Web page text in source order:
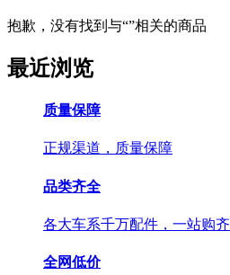
抱歉，没有找到与“”相关的商品
最近浏览
质量保障
正规渠道，质量保障
品类齐全
各大车系千万配件，一站购齐
全网低价